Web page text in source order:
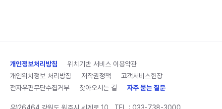
개인정보처리방침
위치기반 서비스 이용약관
개인위치정보 처리방침
저작권정책
고객서비스헌장
전자우편무단수집거부
찾아오시는 길 자주 묻는 질문